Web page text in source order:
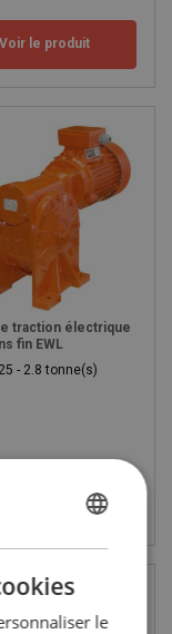
Voir le produit
traction électrique
fin EWL
- 2.8 tonne(s)
Voir le produit
le